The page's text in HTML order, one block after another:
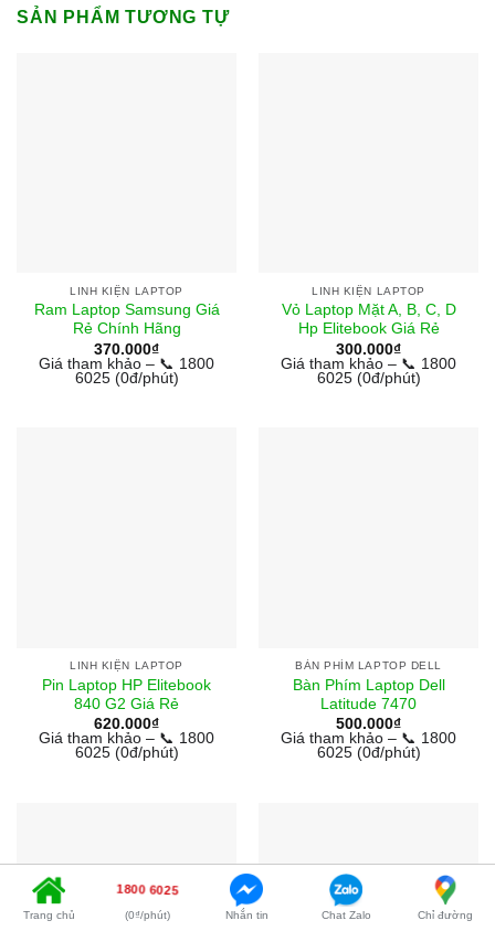
SẢN PHẨM TƯƠNG TỰ
LINH KIỆN LAPTOP
Ram Laptop Samsung Giá
Rẻ Chính Hãng
370.000₫
Giá tham khảo – 📞 1800
6025 (0đ/phút)
LINH KIỆN LAPTOP
Vỏ Laptop Mặt A, B, C, D
Hp Elitebook Giá Rẻ
300.000₫
Giá tham khảo – 📞 1800
6025 (0đ/phút)
LINH KIỆN LAPTOP
Pin Laptop HP Elitebook
840 G2 Giá Rẻ
620.000₫
Giá tham khảo – 📞 1800
6025 (0đ/phút)
BÀN PHÍM LAPTOP DELL
Bàn Phím Laptop Dell
Latitude 7470
500.000₫
Giá tham khảo – 📞 1800
6025 (0đ/phút)
Trang chủ
1800 6025
(0₫/phút) Nhắn tin Chat Zalo Chỉ đường